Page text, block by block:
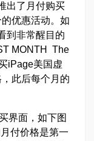
了月付购买
优惠活动。如
到非常醒目的
MONTH The
iPage美国虚
此后每个月的
界面，如下图
付价格是第一